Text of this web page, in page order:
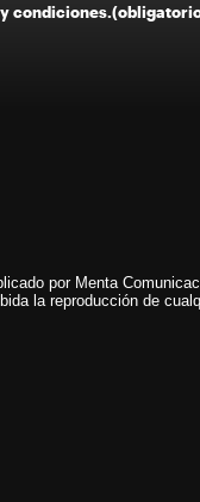
condiciones .
por Menta
la reproducción de